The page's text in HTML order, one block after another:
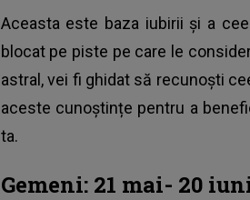
Aceasta este baza iubirii și a
blocat pe piste pe care le
astral, vei fi ghidat să recunoști
aceste cunoștințe pentru a
ta.
Gemeni: 21 mai- 20